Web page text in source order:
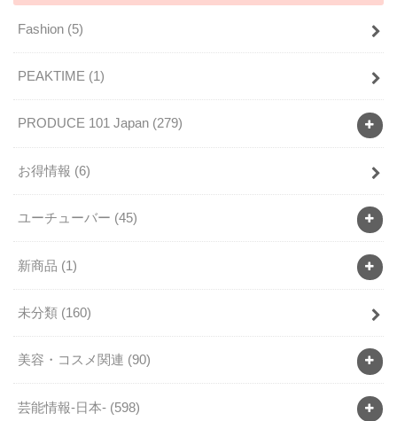
Fashion (5)
PEAKTIME (1)
PRODUCE 101 Japan (279)
お得情報 (6)
ユーチューバー (45)
新商品 (1)
未分類 (160)
美容・コスメ関連 (90)
芸能情報-日本- (598)